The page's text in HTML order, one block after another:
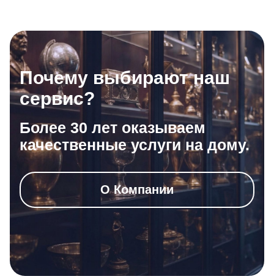
Почему выбирают наш
сервис?
Более 30 лет оказываем
качественные услуги на дому.
О Компании